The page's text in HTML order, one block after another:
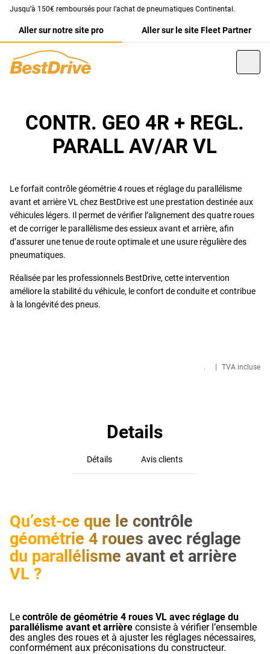
Jusqu’à 150€ remboursés pour l’achat de pneumatiques Continental.
Aller sur notre site pro Aller sur le site Fleet Partner
CONTR. GEO 4R + REGL.
PARALL AV/AR VL
Le forfait contrôle géométrie 4 roues et réglage du parallélisme
avant et arrière VL chez BestDrive est une prestation destinée aux
véhicules légers. Il permet de vérifier l’alignement des quatre roues
et de corriger le parallélisme des essieux avant et arrière, afin
d’assurer une tenue de route optimale et une usure régulière des
pneumatiques.
Réalisée par les professionnels BestDrive, cette intervention
améliore la stabilité du véhicule, le confort de conduite et contribue
à la longévité des pneus.
. TVA incluse
Details
Détails Avis clients
Qu’est-ce que le contrôle
géométrie 4 roues avec réglage
du parallélisme avant et arrière
VL ?
Le contrôle de géométrie 4 roues VL avec réglage du
parallélisme avant et arrière consiste à vérifier l’ensemble
des angles des roues et à ajuster les réglages nécessaires,
conformément aux préconisations du constructeur.